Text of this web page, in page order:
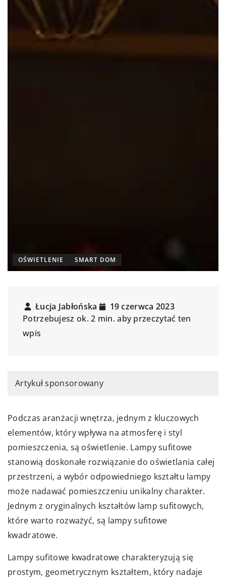
OŚWIETLENIE SMART DOM
Łucja Jabłońska
19 czerwca 2023
Potrzebujesz ok. 2 min. aby przeczytać ten
wpis
Artykuł sponsorowany
Podczas aranżacji wnętrza, jednym z kluczowych
elementów, który wpływa na atmosferę i styl
pomieszczenia, są oświetlenie. Lampy sufitowe
stanowią doskonałe rozwiązanie do oświetlania całej
przestrzeni, a wybór odpowiedniego kształtu lampy
może nadawać pomieszczeniu unikalny charakter.
Jednym z oryginalnych kształtów lamp sufitowych,
które warto rozważyć, są lampy sufitowe
kwadratowe.
Lampy sufitowe kwadratowe charakteryzują się
prostym, geometrycznym kształtem, który nadaje